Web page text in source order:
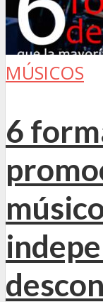
MÚSICOS
6